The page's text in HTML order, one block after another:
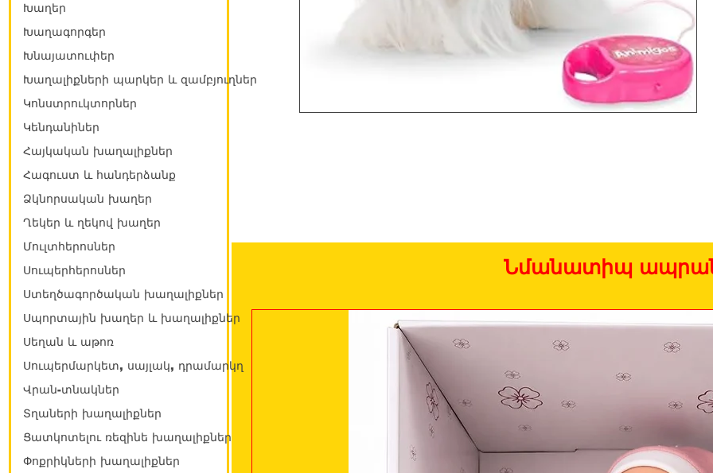
Նմանատիպ
Խաղեր
Խաղագորգեր
Խնայատուփեր
Խաղալիքների պարկեր և զամբյուղներ
Կոնստրուկտորներ
Կենդանիներ
Հայկական խաղալիքներ
Հագուստ և հանդերձանք
Ձկնորսական խաղեր
Ղեկեր և ղեկով խաղեր
Մուլտհերոսներ
Սուպերհերոսներ
Ստեղծագործական խաղալիքներ
Սպորտային խաղեր և խաղալիքներ
Սեղան և աթոռ
Սուպերմարկետ, սայլակ, դրամարկղ
Վրան-տնակներ
Տղաների խաղալիքներ
Ցատկոտելու ռեզինե խաղալիքներ
Փոքրիկների խաղալիքներ